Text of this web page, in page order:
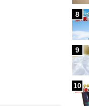
8
9
10